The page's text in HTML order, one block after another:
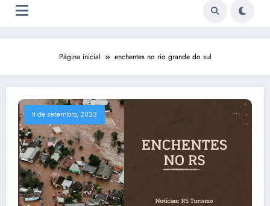
Página inicial enchentes no rio grande do sul
11 de setembro, 2023